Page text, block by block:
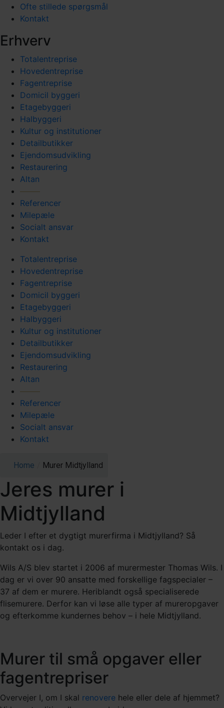
Ofte stillede spørgsmål
Kontakt
Erhverv
Totalentreprise
Hovedentreprise
Fagentreprise
Domicil byggeri
Etagebyggeri
Halbyggeri
Kultur og institutioner
Detailbutikker
Ejendomsudvikling
Restaurering
Altan
Referencer
Milepæle
Socialt ansvar
Kontakt
Totalentreprise
Hovedentreprise
Fagentreprise
Domicil byggeri
Etagebyggeri
Halbyggeri
Kultur og institutioner
Detailbutikker
Ejendomsudvikling
Restaurering
Altan
Referencer
Milepæle
Socialt ansvar
Kontakt
Home Murer Midtjylland
Jeres murer i
Midtjylland
Leder I efter et dygtigt murerfirma i Midtjylland? Så
kontakt os i dag.
Wils A/S blev startet i 2006 af murermester Thomas Wils. I
dag er vi over 90 ansatte med forskellige fagspecialer –
37 af dem er murere. Heriblandt også specialiserede
flisemurere. Derfor kan vi løse alle typer af mureropgaver
og efterkomme kundernes behov – i hele Midtjylland.
Murer til små opgaver eller
fagentrepriser
Overvejer I, om I skal renovere hele eller dele af hjemmet?